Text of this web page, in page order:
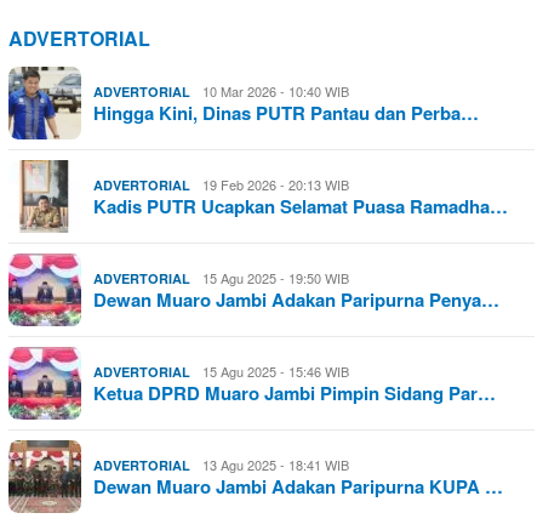
ADVERTORIAL
ADVERTORIAL 10 Mar 2026 - 10:40 WIB
Hingga Kini, Dinas PUTR Pantau dan Perba…
ADVERTORIAL 19 Feb 2026 - 20:13 WIB
Kadis PUTR Ucapkan Selamat Puasa Ramadha…
ADVERTORIAL 15 Agu 2025 - 19:50 WIB
Dewan Muaro Jambi Adakan Paripurna Penya…
ADVERTORIAL 15 Agu 2025 - 15:46 WIB
Ketua DPRD Muaro Jambi Pimpin Sidang Par…
ADVERTORIAL 13 Agu 2025 - 18:41 WIB
Dewan Muaro Jambi Adakan Paripurna KUPA …